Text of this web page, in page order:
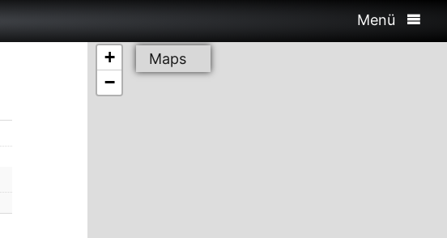
Menü
+
−
Maps